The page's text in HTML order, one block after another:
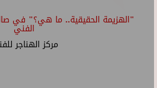
"الهزيمة الحقيقية.. ما هي؟" في
الفني
مركز الهناجر